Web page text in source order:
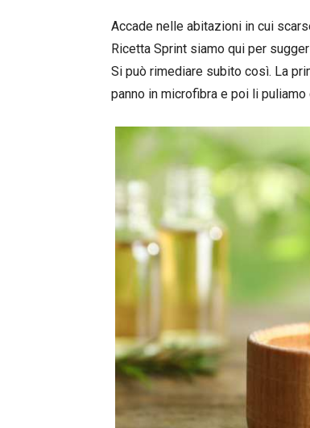
Accade nelle abitazioni in cui
Ricetta Sprint siamo qui per
Si può rimediare subito così. La
panno in microfibra e poi li